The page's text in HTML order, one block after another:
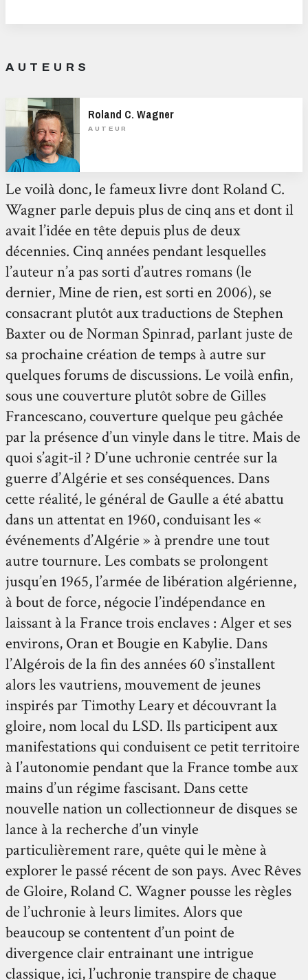
AUTEURS
Roland C. Wagner
AUTEUR
Le voilà donc, le fameux livre dont Roland C.
Wagner parle depuis plus de cinq ans et dont il
avait l’idée en tête depuis plus de deux
décennies. Cinq années pendant lesquelles
l’auteur n’a pas sorti d’autres romans (le
dernier, Mine de rien, est sorti en 2006), se
consacrant plutôt aux traductions de Stephen
Baxter ou de Norman Spinrad, parlant juste de
sa prochaine création de temps à autre sur
quelques forums de discussions. Le voilà enfin,
sous une couverture plutôt sobre de Gilles
Francescano, couverture quelque peu gâchée
par la présence d’un vinyle dans le titre. Mais de
quoi s’agit-il ? D’une uchronie centrée sur la
guerre d’Algérie et ses conséquences. Dans
cette réalité, le général de Gaulle a été abattu
dans un attentat en 1960, conduisant les «
événements d’Algérie » à prendre une tout
autre tournure. Les combats se prolongent
jusqu’en 1965, l’armée de libération algérienne,
à bout de force, négocie l’indépendance en
laissant à la France trois enclaves : Alger et ses
environs, Oran et Bougie en Kabylie. Dans
l’Algérois de la fin des années 60 s’installent
alors les vautriens, mouvement de jeunes
inspirés par Timothy Leary et découvrant la
gloire, nom local du LSD. Ils participent aux
manifestations qui conduisent ce petit territoire
à l’autonomie pendant que la France tombe aux
mains d’un régime fascisant. Dans cette
nouvelle nation un collectionneur de disques se
lance à la recherche d’un vinyle
particulièrement rare, quête qui le mène à
explorer le passé récent de son pays. Avec Rêves
de Gloire, Roland C. Wagner pousse les règles
de l’uchronie à leurs limites. Alors que
beaucoup se contentent d’un point de
divergence clair entrainant une intrigue
classique, ici, l’uchronie transpire de chaque